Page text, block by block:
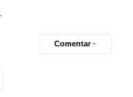
Comentar ·